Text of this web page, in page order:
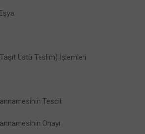
Üstü Teslim) İşlemleri
Tescili
Onayı